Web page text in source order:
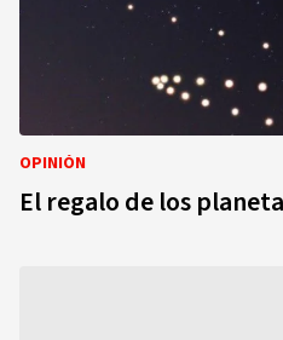
OPINIÓN
El regalo de los